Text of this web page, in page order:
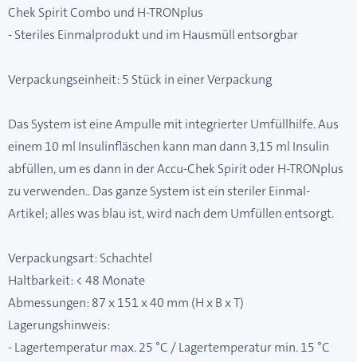
Chek Spirit Combo und H-TRONplus
- Steriles Einmalprodukt und im Hausmüll entsorgbar
Verpackungseinheit: 5 Stück in einer Verpackung
Das System ist eine Ampulle mit integrierter Umfüllhilfe. Aus
einem 10 ml Insulinfläschen kann man dann 3,15 ml Insulin
abfüllen, um es dann in der Accu-Chek Spirit oder H-TRONplus
zu verwenden.. Das ganze System ist ein steriler Einmal-
Artikel; alles was blau ist, wird nach dem Umfüllen entsorgt.
Verpackungsart: Schachtel
Haltbarkeit: < 48 Monate
Abmessungen: 87 x 151 x 40 mm (H x B x T)
Lagerungshinweis:
- Lagertemperatur max. 25 °C / Lagertemperatur min. 15 °C